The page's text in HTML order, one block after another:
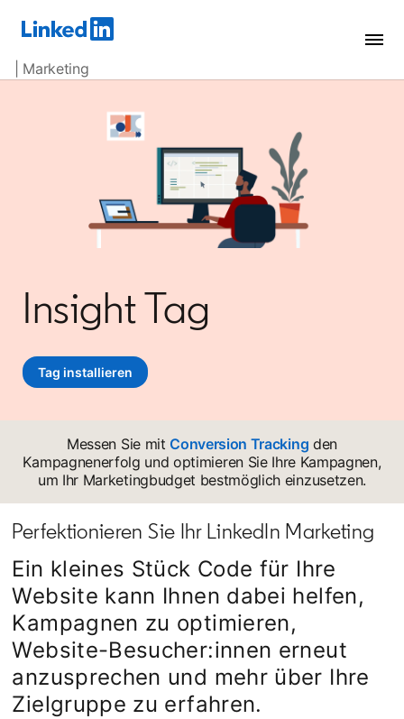
| Marketing
Insight Tag
Tag installieren
Messen Sie mit Conversion Tracking den
Kampagnenerfolg und optimieren Sie Ihre Kampagnen,
um Ihr Marketingbudget bestmöglich einzusetzen.
Perfektionieren Sie Ihr LinkedIn Marketing
Ein kleines Stück Code für Ihre
Website kann Ihnen dabei helfen,
Kampagnen zu optimieren,
Website-Besucher:innen erneut
anzusprechen und mehr über Ihre
Zielgruppe zu erfahren.